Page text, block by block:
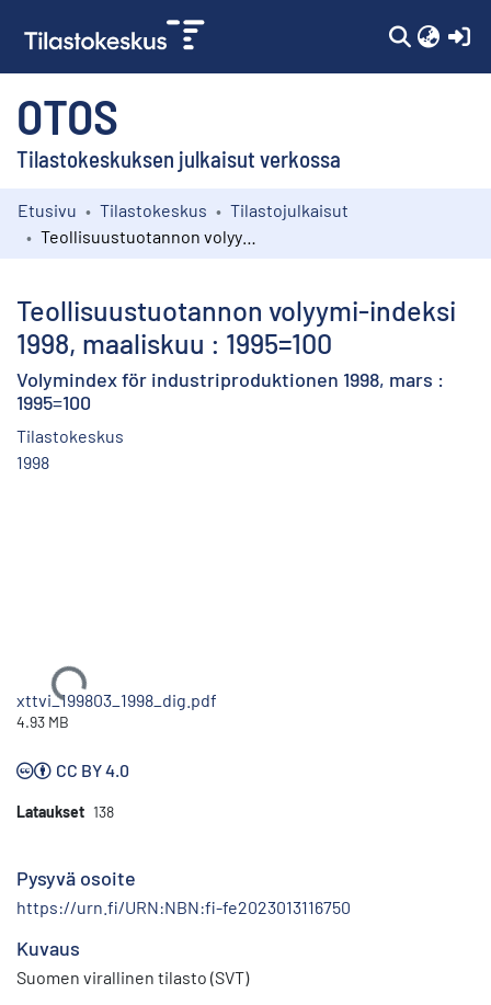
OTOS
Tilastokeskuksen julkaisut verkossa
Kokoelmat
Etusivu Tilastokeskus
Tilastojulkaisut
Teollisuustuotannon volyymi-indeksi
1998, maaliskuu : 1995=100
Volymindex för industriproduktionen 1998, mars :
1995=100
Tilastokeskus
1998
Ladataan...
xttvi_199803_1998_dig.pdf
4.93 MB
CC BY 4.0
Lataukset 138
Pysyvä osoite
https://urn.fi/URN:NBN:fi-fe2023013116750
Kuvaus
Suomen virallinen tilasto (SVT)